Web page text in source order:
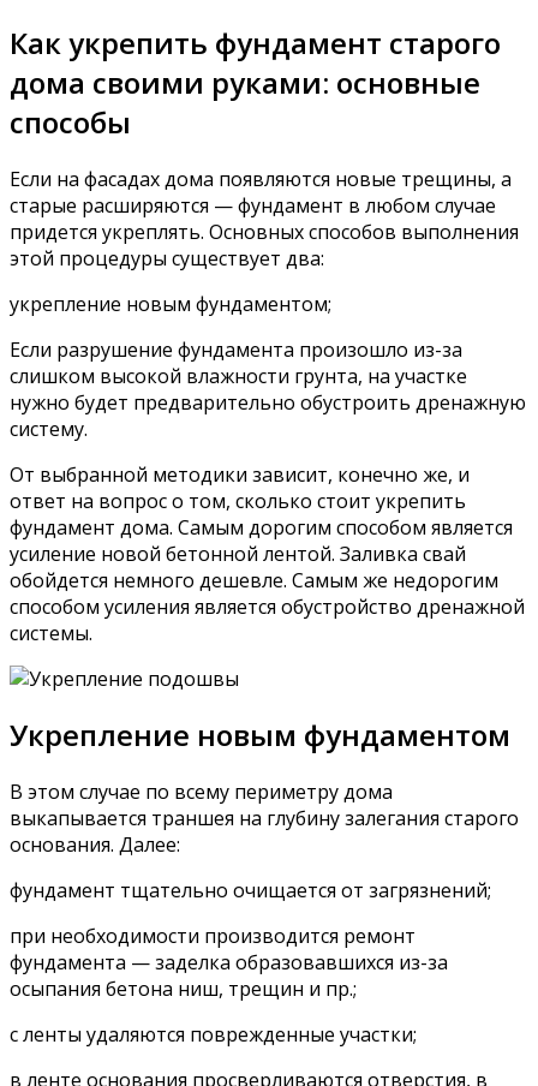
Как укрепить фундамент старого
дома своими руками: основные
способы
Если на фасадах дома появляются новые трещины, а
старые расширяются — фундамент в любом случае
придется укреплять. Основных способов выполнения
этой процедуры существует два:
укрепление новым фундаментом;
Если разрушение фундамента произошло из-за
слишком высокой влажности грунта, на участке
нужно будет предварительно обустроить дренажную
систему.
От выбранной методики зависит, конечно же, и
ответ на вопрос о том, сколько стоит укрепить
фундамент дома. Самым дорогим способом является
усиление новой бетонной лентой. Заливка свай
обойдется немного дешевле. Самым же недорогим
способом усиления является обустройство дренажной
системы.
Укрепление новым фундаментом
В этом случае по всему периметру дома
выкапывается траншея на глубину залегания старого
основания. Далее:
фундамент тщательно очищается от загрязнений;
при необходимости производится ремонт
фундамента — заделка образовавшихся из-за
осыпания бетона ниш, трещин и пр.;
с ленты удаляются поврежденные участки;
в ленте основания просверливаются отверстия, в